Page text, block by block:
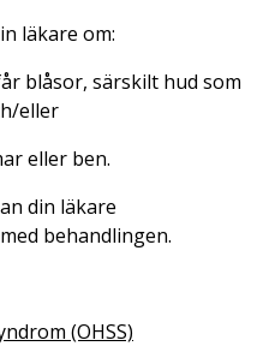
läkare om:
blåsor, särskilt hud som
eller
eller ben.
din läkare
behandlingen.
(OHSS)